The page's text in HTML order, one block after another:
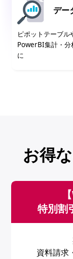
デー
ピポットテーブル
PowerBI集計・分
に
お得
特別割
資料請求